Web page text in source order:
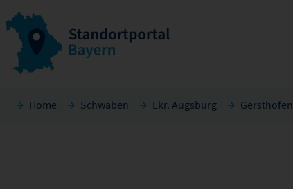
Home Schwaben Lkr. Augsburg Gersthofen